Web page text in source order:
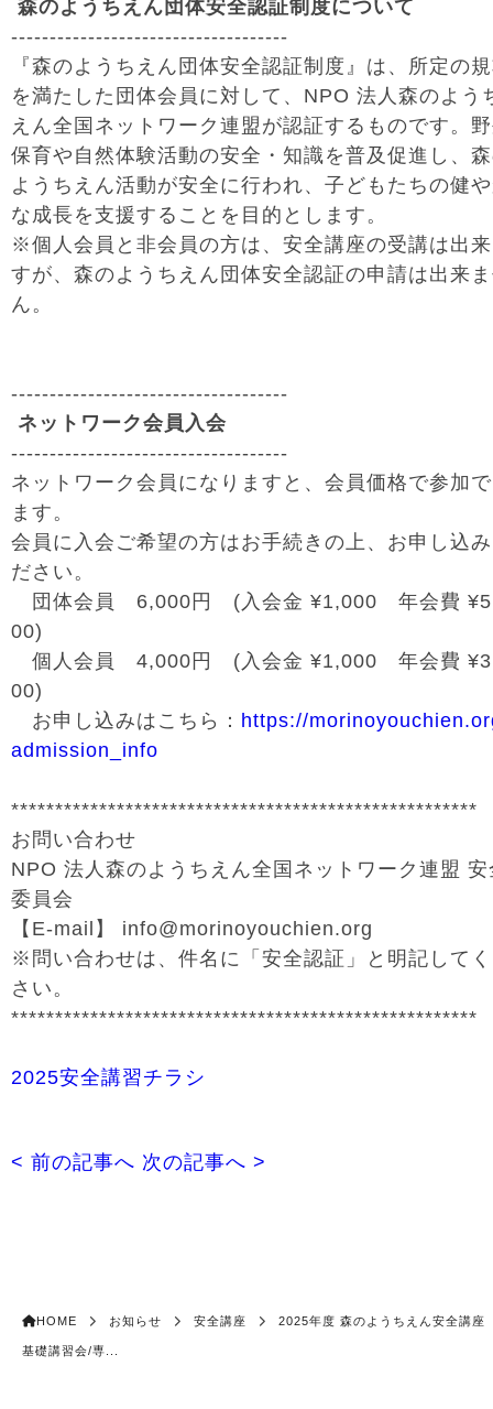
森のようちえん団体安全認証制度について
------------------------------------
『森のようちえん団体安全認証制度』は、所定の
を満たした団体会員に対して、NPO 法人森のよう
えん全国ネットワーク連盟が認証するものです。
保育や自然体験活動の安全・知識を普及促進し、
ようちえん活動が安全に行われ、子どもたちの健
な成長を支援することを目的とします。
※個人会員と非会員の方は、安全講座の受講は出
すが、森のようちえん団体安全認証の申請は出来
ん。
------------------------------------
ネットワーク会員入会
------------------------------------
ネットワーク会員になりますと、会員価格で参加
ます。
会員に入会ご希望の方はお手続きの上、お申し込
ださい。
団体会員 6,000円 (入会金 ¥1,000 年会費
00)
個人会員 4,000円 (入会金 ¥1,000 年会費
00)
お申し込みはこちら： https://
admission_info
*****************************************************
お問い合わせ
NPO 法人森のようちえん全国ネットワーク連盟 安
委員会
【E-mail】 info@morinoyouchien.org
※問い合わせは、件名に「安全認証」と明記して
さい。
*****************************************************
2025安全講習チラシ
< 前の記事へ 次の記事へ >
HOME お知らせ 安全講座 2025年度 森のようちえん安全講
基礎講習会/専...